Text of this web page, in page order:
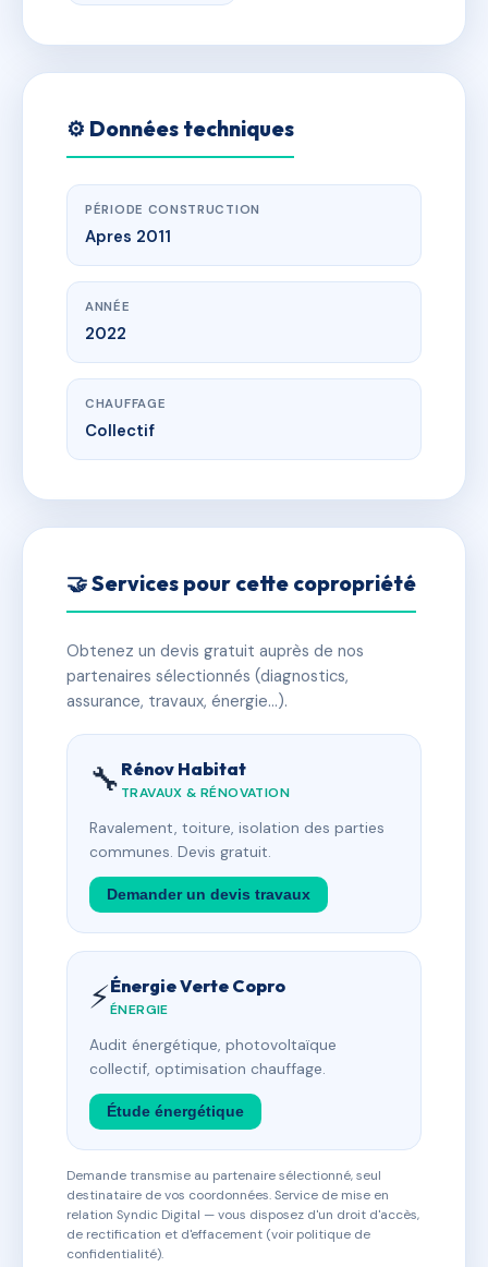
⚙️ Données techniques
PÉRIODE CONSTRUCTION
Apres 2011
ANNÉE
2022
CHAUFFAGE
Collectif
🤝 Services pour cette copropriété
Obtenez un devis gratuit auprès de nos
partenaires sélectionnés (diagnostics,
assurance, travaux, énergie…).
🔧 Rénov Habitat
TRAVAUX & RÉNOVATION
Ravalement, toiture, isolation des parties
communes. Devis gratuit.
Demander un devis travaux
⚡Énergie Verte Copro
ÉNERGIE
Audit énergétique, photovoltaïque
collectif, optimisation chauffage.
Étude énergétique
Demande transmise au partenaire sélectionné, seul
destinataire de vos coordonnées. Service de mise en
relation Syndic Digital — vous disposez d'un droit d'accès,
de rectification et d'effacement (voir politique de
confidentialité).